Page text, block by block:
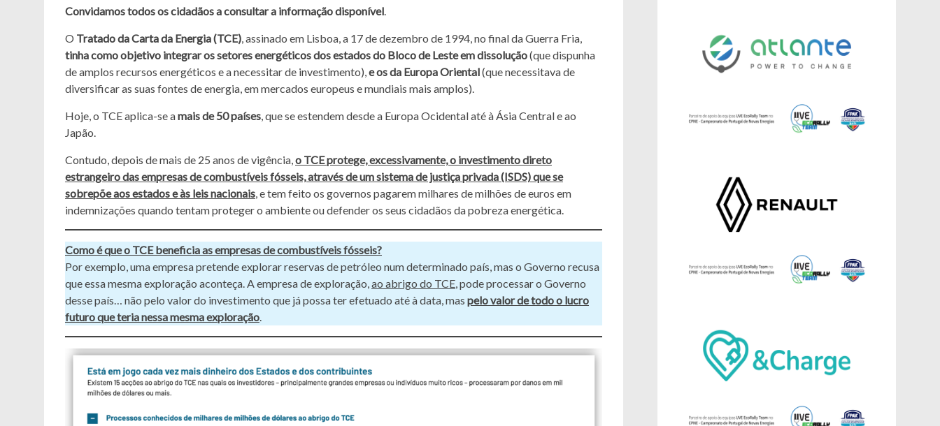
Convidamos todos os cidadãos a consultar a informação disponível.
O Tratado da Carta da Energia (TCE), assinado em Lisboa, a 17 de dezembro de 1994, no final da Guerra Fria,
tinha como objetivo integrar os setores energéticos dos estados do Bloco de Leste em dissolução(que dispunha
de amplos recursos energéticos e a necessitar de investimento),e os da Europa Oriental(que necessitava de
diversificar as suas fontes de energia, em mercados europeus e mundiais mais amplos).
Hoje, o TCE aplica-se amais de 50 países, que se estendem desde a Europa Ocidental até à Ásia Central e ao
Japão.
Contudo, depois de mais de 25 anos de vigência,o TCE protege, excessivamente, o investimento direto
estrangeiro das empresas de combustíveis fósseis, através de um sistema de justiça privada (ISDS) que se
sobrepõe aos estados e às leis nacionais, e tem feito os governos pagarem milhares de milhões de euros em
indemnizações quando tentam proteger o ambiente ou defender os seus cidadãos da pobreza energética.
Como é que o TCE beneficia as empresas de combustíveis fósseis?
Por exemplo, uma empresa pretende explorar reservas de petróleo num determinado país, mas o Governo recusa
que essa mesma exploração aconteça. A empresa de exploração,ao abrigo do TCE, pode processar o Governo
desse país… não pelo valor do investimento que já possa ter efetuado até à data, mas pelo valor de todo o lucro
futuro que teria nessa mesma exploração.